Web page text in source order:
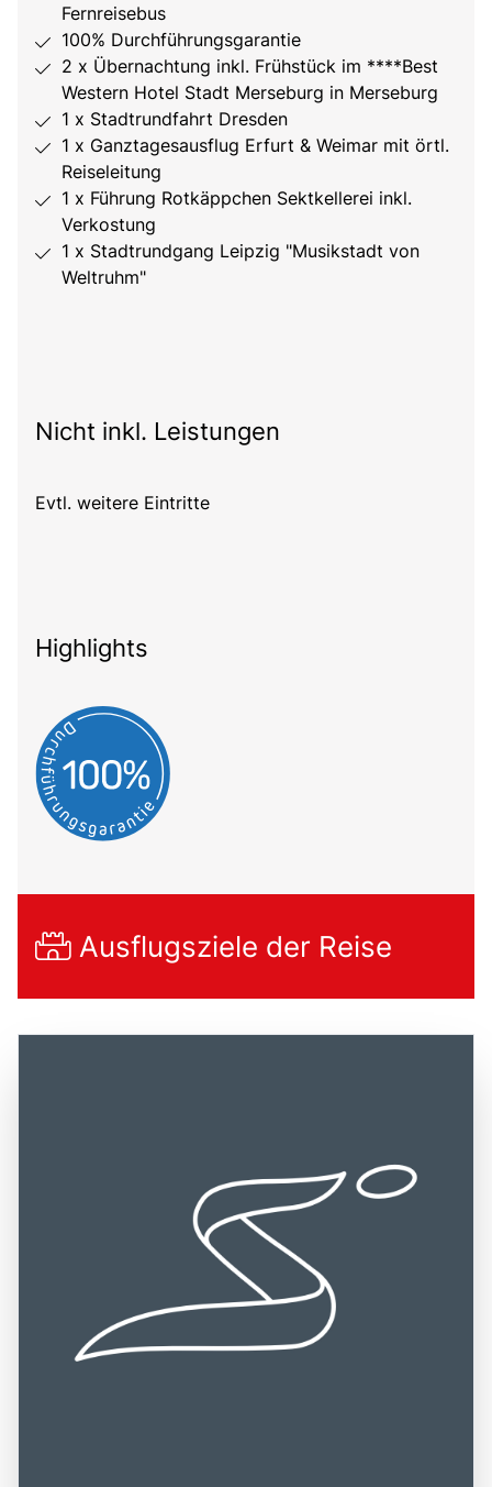
Fernreisebus
100% Durchführungsgarantie
2 x Übernachtung inkl. Frühstück im ****Best
Western Hotel Stadt Merseburg in Merseburg
1 x Stadtrundfahrt Dresden
1 x Ganztagesausflug Erfurt & Weimar mit örtl.
Reiseleitung
1 x Führung Rotkäppchen Sektkellerei inkl.
Verkostung
1 x Stadtrundgang Leipzig "Musikstadt von
Weltruhm"
Nicht inkl. Leistungen
Evtl. weitere Eintritte
Highlights
Ausflugsziele der Reise